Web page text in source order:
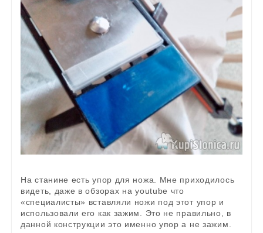
На станине есть упор для ножа. Мне приходилось
видеть, даже в обзорах на youtube что
«специалисты» вставляли ножи под этот упор и
использовали его как зажим. Это не правильно, в
данной конструкции это именно упор а не зажим.